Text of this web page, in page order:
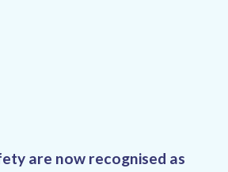
are now recognised as